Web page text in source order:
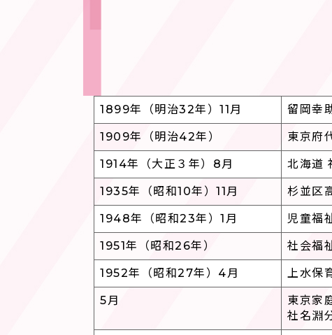
1899年（明治32年）11月 留岡幸
1909年（明治42年） 東京府
1914年（大正３年）8月 北海道
1935年（昭和10年）11月 杉並区
1948年（昭和23年）1月 児童福
1951年（昭和26年） 社会福
1952年（昭和27年）4月 上水保
5月
東京家
社名淵